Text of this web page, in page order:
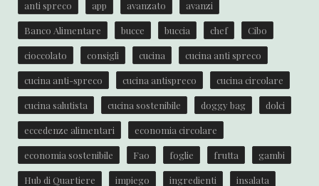
anti spreco app avanzato avanzi
Banco Alimentare bucce buccia chef Cibo
cioccolato consigli cucina cucina anti spreco
cucina anti-spreco cucina antispreco cucina circolare
cucina salutista cucina sostenibile doggy bag dolci
eccedenze alimentari economia circolare
economia sostenibile Fao foglie frutta gambi
Hub di Quartiere impiego ingredienti insalata